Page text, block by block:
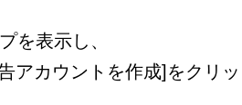
を表示し、
アカウントを作成]をクリッ